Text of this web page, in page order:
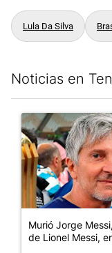
Lula Da Silva
Noticias en
Un artículo de
Murió Jorge
de Lionel Messi,